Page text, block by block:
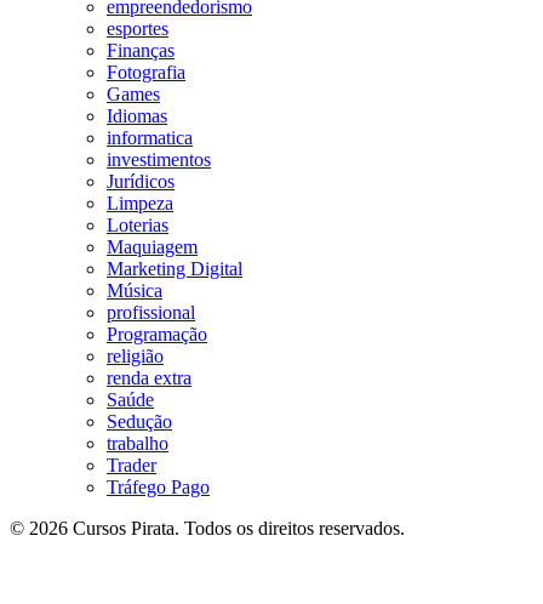
empreendedorismo
esportes
Finanças
Fotografia
Games
Idiomas
informatica
investimentos
Jurídicos
Limpeza
Loterias
Maquiagem
Marketing Digital
Música
profissional
Programação
religião
renda extra
Saúde
Sedução
trabalho
Trader
Tráfego Pago
© 2026 Cursos Pirata. Todos os direitos reservados.